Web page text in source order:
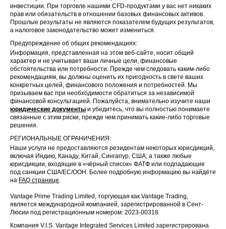
инвестиции. При торговле нашими CFD-продуктами у вас нет никаких
прав или обязательств в отношении базовых финансовых активов.
Прошлые результаты не являются показателем будущих результатов,
а налоговое законодательство может измениться.
Предупреждение об общих рекомендациях:
Информация, представленная на этом веб-сайте, носит общий
характер и не учитывает ваши личные цели, финансовые
обстоятельства или потребности. Прежде чем следовать каким-либо
рекомендациям, вы должны оценить их пригодность в свете ваших
конкретных целей, финансового положения и потребностей. Мы
призываем вас при необходимости обратиться за независимой
финансовой консультацией. Пожалуйста, внимательно изучите наши
юридические документы и убедитесь, что вы полностью понимаете
связанные с этим риски, прежде чем принимать какие-либо торговые
решения.
РЕГИОНАЛЬНЫЕ ОГРАНИЧЕНИЯ:
Наши услуги не предоставляются резидентам некоторых юрисдикций,
включая Индию, Канаду, Китай, Сингапур, США, а также любые
юрисдикции, входящие в «чёрный список» ФАТФ или подпадающие
под санкции США/ЕС/ООН. Более подробную информацию вы найдёте
на FAQ странице.
Vantage Prime Trading Limited, торгующая как Vantage Trading,
является международной компанией, зарегистрированной в Сент-
Люсии под регистрационным номером: 2023-00318.
Компания V.I.S. Vantage Integrated Services Limited зарегистрирована